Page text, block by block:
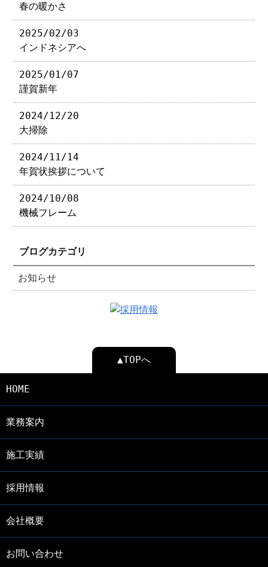
春の暖かさ
2025/02/03
インドネシアへ
2025/01/07
謹賀新年
2024/12/20
大掃除
2024/11/14
年賀状挨拶について
2024/10/08
機械フレーム
ブログカテゴリ
お知らせ
▲TOPへ
HOME
業務案内
施工実績
採用情報
会社概要
お問い合わせ